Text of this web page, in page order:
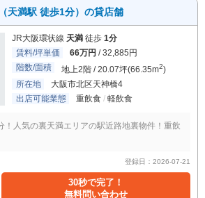
天満駅 徒歩1分）の貸店舗
JR大阪環状線 天満 徒歩 1分
賃料/坪単価
66万円 / 32,885円
階数/面積
地上2階 / 20.07坪(66.35m2)
所在地
大阪市北区天神橋4
出店可能業態
重飲食 軽飲食
！人気の裏天満エリアの駅近路地裏物件！重飲
登録日：2026-07-21
30秒で完了！
無料問い合わせ